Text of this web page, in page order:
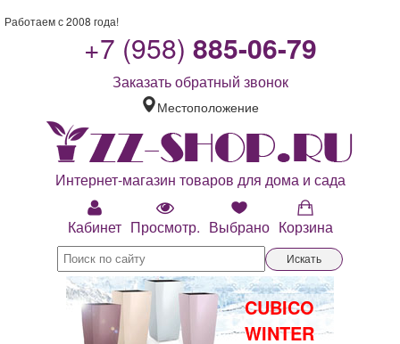
Работаем с 2008 года!
+7 (958) 885-06-79
Заказать обратный звонок
Местоположение
Интернет-магазин товаров для дома и сада
Кабинет Просмотр. Выбрано Корзина
Искать
CUBICO
WINTER